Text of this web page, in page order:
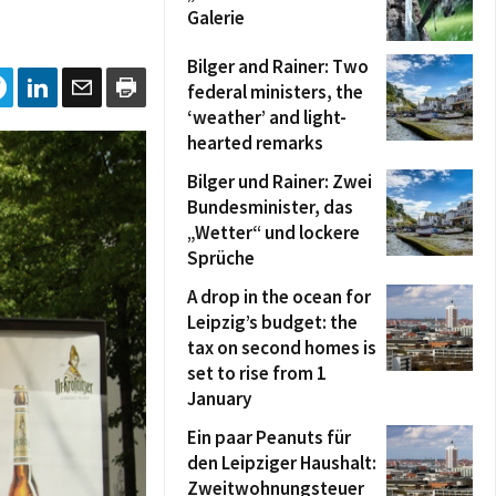
Galerie
Bilger and Rainer: Two
federal ministers, the
‘weather’ and light-
hearted remarks
Bilger und Rainer: Zwei
Bundesminister, das
„Wetter“ und lockere
Sprüche
A drop in the ocean for
Leipzig’s budget: the
tax on second homes is
set to rise from 1
January
Ein paar Peanuts für
den Leipziger Haushalt:
Zweitwohnungsteuer